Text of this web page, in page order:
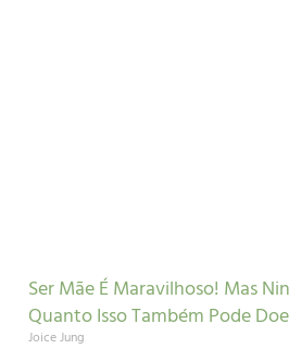
Ser Mãe É Maravilhoso! Mas
Quanto Isso Também Pode
Joice Jung